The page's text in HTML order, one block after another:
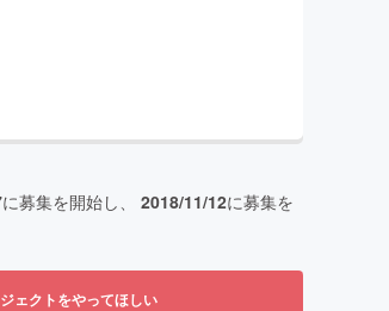
に募集を開始し、 2018/11/12に募集を
ェクトをやってほしい